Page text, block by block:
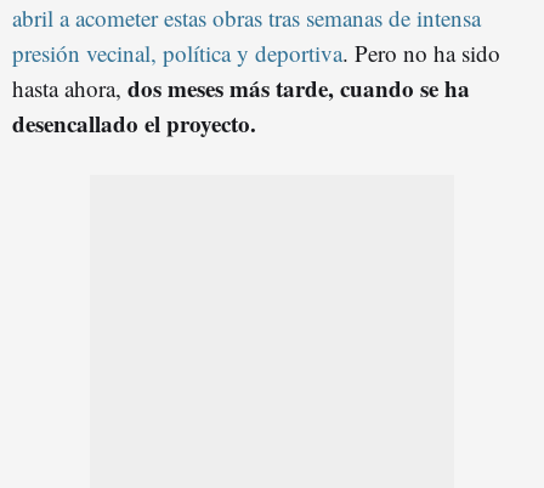
abril a acometer estas obras tras semanas de intensa
presión vecinal, política y deportiva. Pero no ha sido
hasta ahora, dos meses más tarde, cuando se ha
desencallado el proyecto.